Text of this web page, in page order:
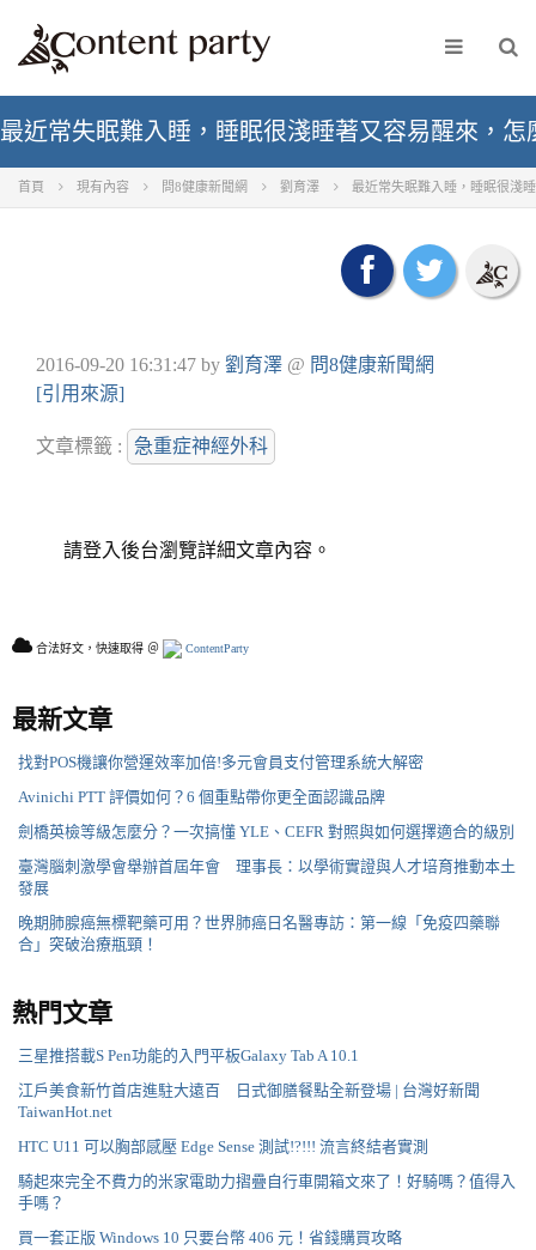
最近常失眠難入睡，睡眠很淺睡著又容易醒來，怎
首頁 現有內容 問8健康新聞網 劉育澤 最近常失眠難入睡，睡眠很淺
2016-09-20 16:31:47 by 劉育澤 @ 問8健康新聞網
[引用來源]
文章標籤 : 急重症神經外科
請登入後台瀏覽詳細文章內容。
合法好文，快速取得 ＠ ContentParty
最新文章
找對POS機讓你營運效率加倍!多元會員支付管理系統大解密
Avinichi PTT 評價如何？6 個重點帶你更全面認識品牌
劍橋英檢等級怎麼分？一次搞懂 YLE、CEFR 對照與如何選擇適合的級別
臺灣腦刺激學會舉辦首屆年會 理事長：以學術實證與人才培育推動本土
發展
晚期肺腺癌無標靶藥可用？世界肺癌日名醫專訪：第一線「免疫四藥聯
合」突破治療瓶頸！
熱門文章
三星推搭載S Pen功能的入門平板Galaxy Tab A 10.1
江戶美食新竹首店進駐大遠百 日式御膳餐點全新登場 | 台灣好新聞
TaiwanHot.net
HTC U11 可以胸部感壓 Edge Sense 測試!?!!! 流言終結者實測
騎起來完全不費力的米家電助力摺疊自行車開箱文來了！好騎嗎？值得入
手嗎？
買一套正版 Windows 10 只要台幣 406 元！省錢購買攻略